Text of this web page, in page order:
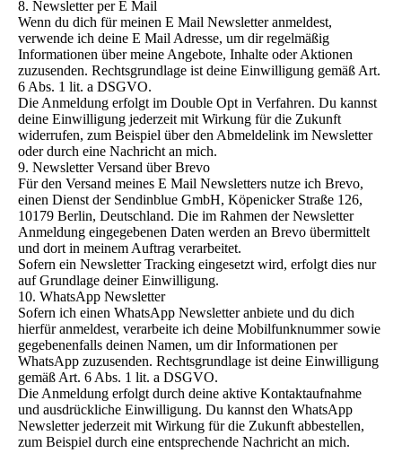
8. Newsletter per E Mail
Wenn du dich für meinen E Mail Newsletter anmeldest,
verwende ich deine E Mail Adresse, um dir regelmäßig
Informationen über meine Angebote, Inhalte oder Aktionen
zuzusenden. Rechtsgrundlage ist deine Einwilligung gemäß Art.
6 Abs. 1 lit. a DSGVO.
Die Anmeldung erfolgt im Double Opt in Verfahren. Du kannst
deine Einwilligung jederzeit mit Wirkung für die Zukunft
widerrufen, zum Beispiel über den Abmeldelink im Newsletter
oder durch eine Nachricht an mich.
9. Newsletter Versand über Brevo
Für den Versand meines E Mail Newsletters nutze ich Brevo,
einen Dienst der Sendinblue GmbH, Köpenicker Straße 126,
10179 Berlin, Deutschland. Die im Rahmen der Newsletter
Anmeldung eingegebenen Daten werden an Brevo übermittelt
und dort in meinem Auftrag verarbeitet.
Sofern ein Newsletter Tracking eingesetzt wird, erfolgt dies nur
auf Grundlage deiner Einwilligung.
10. WhatsApp Newsletter
Sofern ich einen WhatsApp Newsletter anbiete und du dich
hierfür anmeldest, verarbeite ich deine Mobilfunknummer sowie
gegebenenfalls deinen Namen, um dir Informationen per
WhatsApp zuzusenden. Rechtsgrundlage ist deine Einwilligung
gemäß Art. 6 Abs. 1 lit. a DSGVO.
Die Anmeldung erfolgt durch deine aktive Kontaktaufnahme
und ausdrückliche Einwilligung. Du kannst den WhatsApp
Newsletter jederzeit mit Wirkung für die Zukunft abbestellen,
zum Beispiel durch eine entsprechende Nachricht an mich.